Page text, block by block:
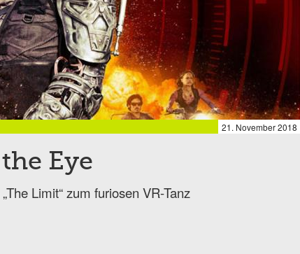
21. November 2018
Eye
Limit“ zum furiosen VR-Tanz